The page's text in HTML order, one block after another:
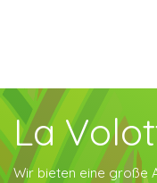
La
Wir bieten eine große